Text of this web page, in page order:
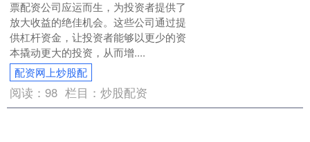
票配资公司应运而生，为投资者提供了
放大收益的绝佳机会。这些公司通过提
供杠杆资金，让投资者能够以更少的资
本撬动更大的投资，从而增....
配资网上炒股配
阅读：98 栏目：炒股配资